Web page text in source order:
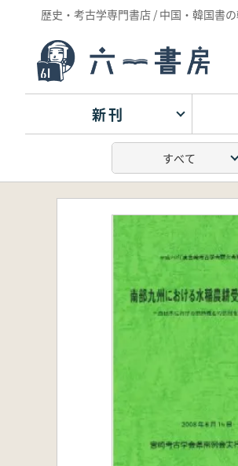
歴史・考古学専門書店 / 中国・韓国書
新刊